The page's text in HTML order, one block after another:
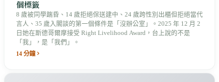
個標籤
8 歲被同學踹昏、14 歲拒絕保送建中、24 歲跨性別出櫃但拒絕當代
言人、35 歲入閣談的第一個條件是「沒辦公室」。2025 年 12 月 2
日她在斯德哥爾摩接受 Right Livelihood Award，台上說的不是
「我」，是「我們」。
14 分鐘